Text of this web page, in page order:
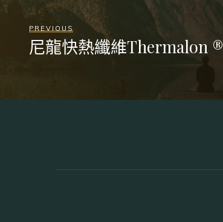
PREVIOUS
尼龍快熱纖維Thermalon ®